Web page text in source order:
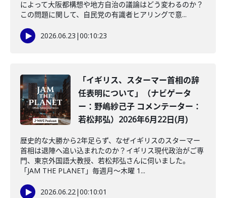
によって大阪都構想や地方自治の議論はどう変わるのか？
この問題に関して、自民党の有識者ヒアリングで意...
2026.06.23 |00:10:23
「イギリス、スターマー首相の辞
任表明について」（ナビゲータ
ー：野嶋紗己子 コメンテーター：
若松邦弘）2026年6月22日(月)
歴史的な大勝から2年足らず、なぜイギリスのスターマー
首相は退陣へ追い込まれたのか？イギリス現代政治がご専
門、東京外国語大教授、若松邦弘さんに伺いました。
「JAM THE PLANET」毎週月～木曜 1...
2026.06.22|00:10:01